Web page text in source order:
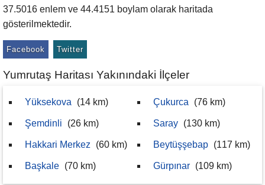
37.5016 enlem ve 44.4151 boylam olarak haritada
gösterilmektedir.
Facebook Twitter
Yumrutaş Haritası Yakınındaki İlçeler
Yüksekova (14 km)
Şemdinli (26 km)
Hakkari Merkez (60 km)
Başkale (70 km)
Çukurca (76 km)
Saray (130 km)
Beytüşşebap (117 km)
Gürpınar (109 km)